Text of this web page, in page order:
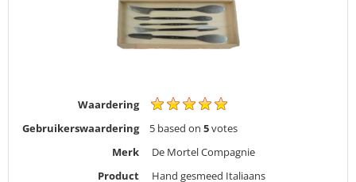
Waardering
Gebruikerswaardering
5based on 5votes
Merk
De Mortel Compagnie
Product
Hand gesmeed Italiaans